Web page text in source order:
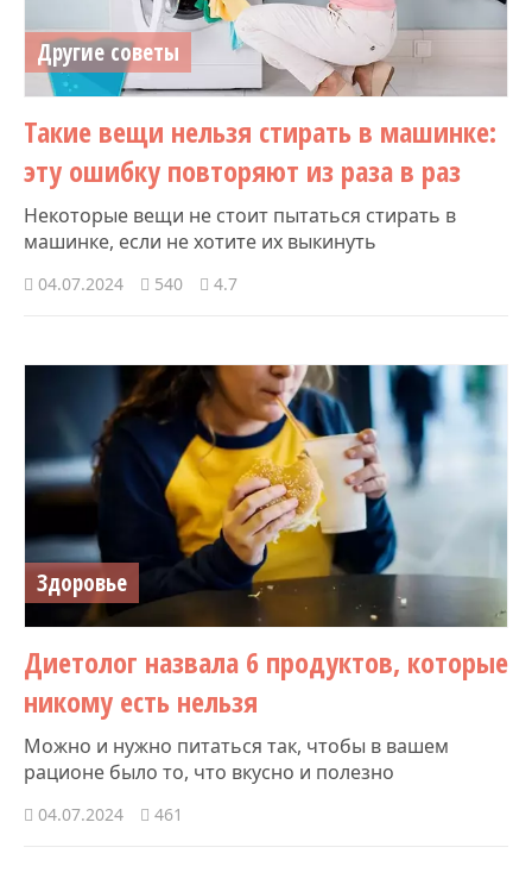
Другие советы
Такие вещи нельзя стирать в машинке:
эту ошибку повторяют из раза в раз
Некоторые вещи не стоит пытаться стирать в
машинке, если не хотите их выкинуть
04.07.2024 540 4.7
Здоровье
Диетолог назвала 6 продуктов, которые
никому есть нельзя
Можно и нужно питаться так, чтобы в вашем
рационе было то, что вкусно и полезно
04.07.2024 461